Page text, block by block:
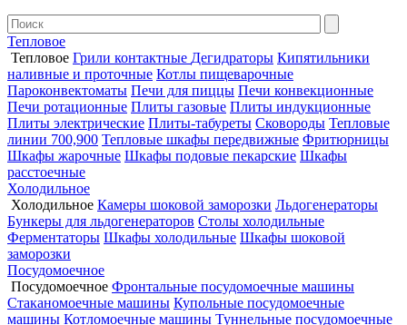
Тепловое
Тепловое Грили контактные Дегидраторы Кипятильники
наливные и проточные Котлы пищеварочные
Пароконвектоматы Печи для пиццы Печи конвекционные
Печи ротационные Плиты газовые Плиты индукционные
Плиты электрические Плиты-табуреты Сковороды Тепловые
линии 700,900 Тепловые шкафы передвижные Фритюрницы
Шкафы жарочные Шкафы подовые пекарские Шкафы
расстоечные
Холодильное
Холодильное Камеры шоковой заморозки Льдогенераторы
Бункеры для льдогенераторов Столы холодильные
Ферментаторы Шкафы холодильные Шкафы шоковой
заморозки
Посудомоечное
Посудомоечное Фронтальные посудомоечные машины
Стаканомоечные машины Купольные посудомоечные
машины Котломоечные машины Туннельные посудомоечные